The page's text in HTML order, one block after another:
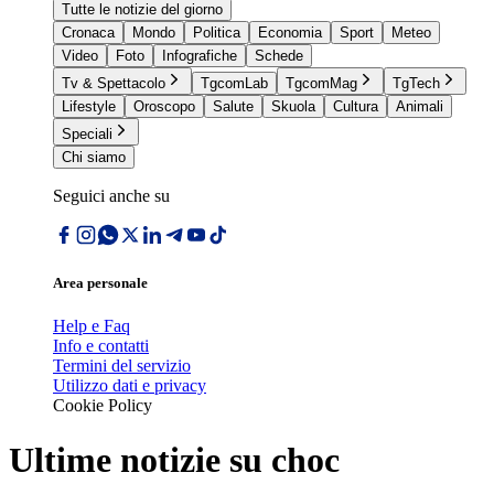
Tutte le notizie del giorno
Cronaca
Mondo Politica Economia Sport
Meteo
Video
Foto Infografiche
Schede
Tv & Spettacolo
TgcomLab TgcomMag
TgTech
Lifestyle
Oroscopo Salute Skuola Cultura
Animali
Speciali
Chi siamo
Seguici anche su
Area personale
Help e Faq
Info e contatti
Termini del servizio
Utilizzo dati e privacy
Cookie Policy
Ultime notizie su choc